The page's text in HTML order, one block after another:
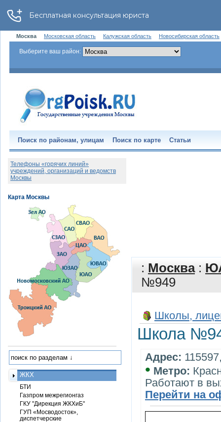
Москва Московская область Калужская область Новосибирская область
Выберите ваш район:
Поиск по районам, улицам Поиск по карте Статьи
: Москва:
№949
Школы,
Школа
Адрес:
• Метро:
Работают в
Перейти на
Телефоны «горячих линий»
учреждений, организаций и ведомств
Москвы
ЖКХ
БТИ
Газпром межрегионгаз
ГКУ "Дирекция ЖКХиБ"
ГУП «Мосводосток»,
диспетчерские